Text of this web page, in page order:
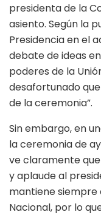
presidenta de la
asiento. Según la
Presidencia en el
debate de ideas
poderes de la
desafortunado
de la ceremonia”.
Sin embargo, en
la ceremonia de
ve claramente
y aplaude al
mantiene siempre
Nacional, por lo